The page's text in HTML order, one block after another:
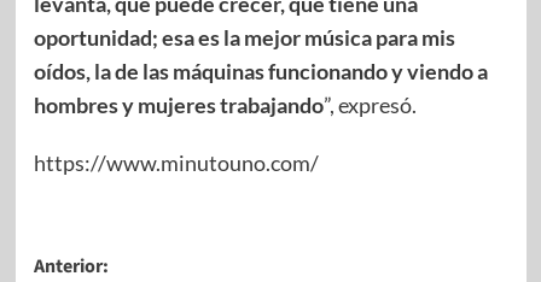
oportunidad; esa es la mejor música para mis
oídos, la de las máquinas funcionando y viendo a
hombres y mujeres trabajando”, expresó.
https://www.minutouno.com/
Anterior: